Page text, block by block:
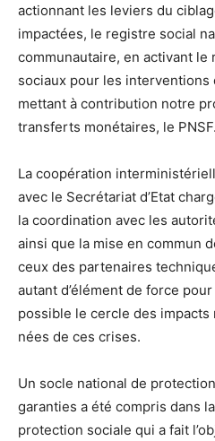
actionnant les leviers du
impactées, le registre social
communautaire, en activant le
sociaux pour les interventions
mettant à contribution notre
transferts monétaires, le PNSF.
La coopération
avec le Secrétariat d’Etat
la coordination avec les
ainsi que la mise en commun
ceux des partenaires
autant d’élément de force
possible le cercle des
nées de ces crises.
Un socle national de
garanties a été compris dans
protection sociale qui a fait